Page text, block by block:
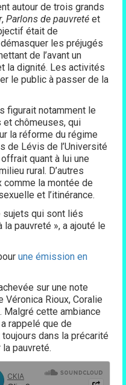
autour de trois grands
, Parlons de pauvreté et
était de
les préjugés
de l’avant un
la dignité. Les activités
le public à passer de la
figurait notamment le
et chômeuses, qui
la réforme du régime
de Lévis de l’Université
quant à lui une
rural. D’autres
comme la montée de
et l’itinérance.
sujets qui sont liés
pauvreté », a ajouté le
une émission en
sur une note
Rioux, Coralie
Malgré cette ambiance
rappelé que de
dans la précarité
pauvreté.